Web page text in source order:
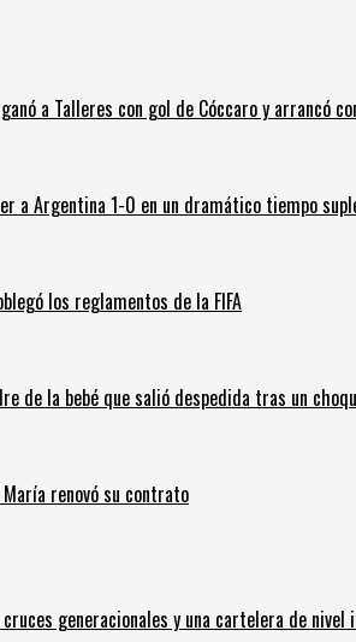
a Talleres con gol de Cóccaro y arrancó
a Argentina 1-0 en un dramático tiempo
los reglamentos de la FIFA
de la bebé que salió despedida tras un
renovó su contrato
generacionales y una cartelera de nivel